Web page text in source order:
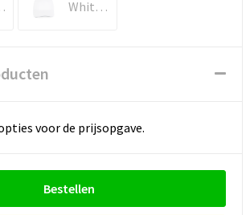
White / Navy
voor de prijsopgave.
Bestellen